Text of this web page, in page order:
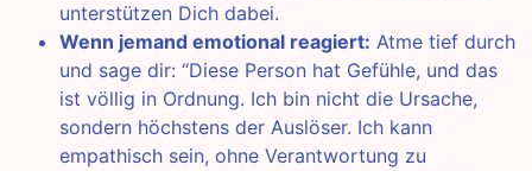
unterstützen Dich dabei.
Wenn jemand emotional reagiert: Atme tief durch
und sage dir: “Diese Person hat Gefühle, und das
ist völlig in Ordnung. Ich bin nicht die Ursache,
sondern höchstens der Auslöser. Ich kann
empathisch sein, ohne Verantwortung zu